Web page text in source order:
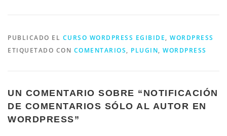
PUBLICADO EL CURSO WORDPRESS EGIBIDE, WORDPRESS
ETIQUETADO CON COMENTARIOS, PLUGIN, WORDPRESS
UN COMENTARIO SOBRE “ NOTIFICACIÓN
DE COMENTARIOS SÓLO AL AUTOR EN
WORDPRESS”